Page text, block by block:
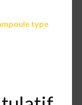
type